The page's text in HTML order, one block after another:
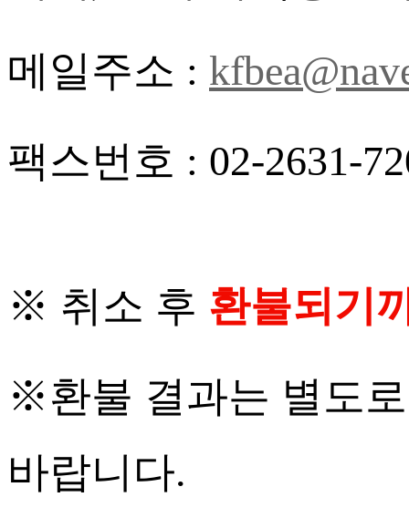
메일주소 :
팩스번호 : 02-2631-
※ 취소 후 환불되기
※환불 결과는 별도
바랍니다.